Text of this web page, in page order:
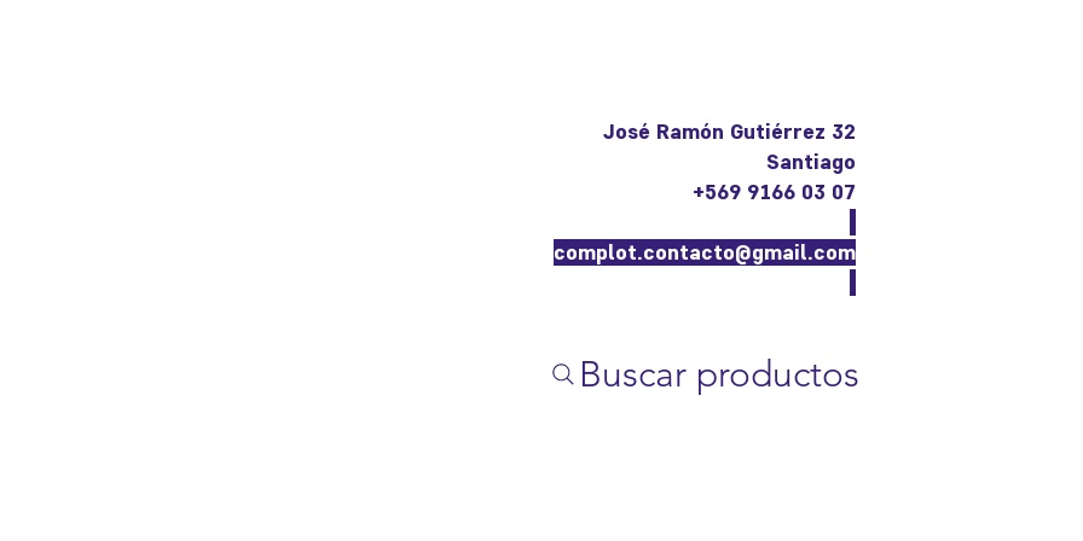
José Ramón Gutiérrez 32
Santiago
+569 9166 03 07
complot.contacto@gmail.com
Buscar productos